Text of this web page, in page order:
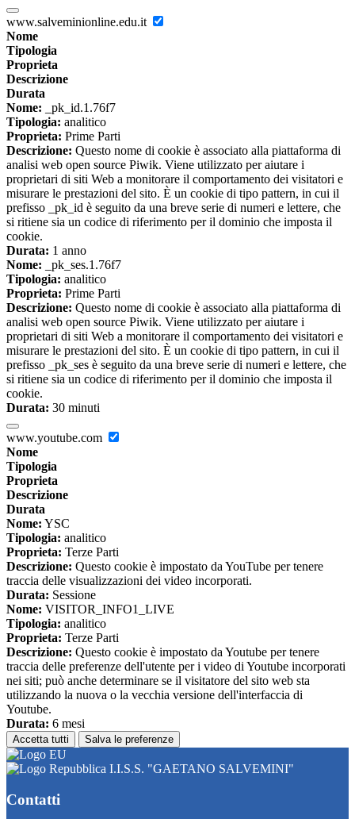
www.salveminionline.edu.it
Nome
Tipologia
Proprieta
Descrizione
Durata
Nome: _pk_id.1.76f7
Tipologia: analitico
Proprieta: Prime Parti
Descrizione: Questo nome di cookie è associato alla piattaforma di
analisi web open source Piwik. Viene utilizzato per aiutare i
proprietari di siti Web a monitorare il comportamento dei visitatori e
misurare le prestazioni del sito. È un cookie di tipo pattern, in cui il
prefisso _pk_id è seguito da una breve serie di numeri e lettere, che
si ritiene sia un codice di riferimento per il dominio che imposta il
cookie.
Durata: 1 anno
Nome: _pk_ses.1.76f7
Tipologia: analitico
Proprieta: Prime Parti
Descrizione: Questo nome di cookie è associato alla piattaforma di
analisi web open source Piwik. Viene utilizzato per aiutare i
proprietari di siti Web a monitorare il comportamento dei visitatori e
misurare le prestazioni del sito. È un cookie di tipo pattern, in cui il
prefisso _pk_ses è seguito da una breve serie di numeri e lettere, che
si ritiene sia un codice di riferimento per il dominio che imposta il
cookie.
Durata: 30 minuti
www.youtube.com
Nome
Tipologia
Proprieta
Descrizione
Durata
Nome: YSC
Tipologia: analitico
Proprieta: Terze Parti
Descrizione: Questo cookie è impostato da YouTube per tenere
traccia delle visualizzazioni dei video incorporati.
Durata: Sessione
Nome: VISITOR_INFO1_LIVE
Tipologia: analitico
Proprieta: Terze Parti
Descrizione: Questo cookie è impostato da Youtube per tenere
traccia delle preferenze dell'utente per i video di Youtube incorporati
nei siti; può anche determinare se il visitatore del sito web sta
utilizzando la nuova o la vecchia versione dell'interfaccia di
Youtube.
Durata: 6 mesi
Accetta tutti Salva le preferenze
I.I.S.S. "GAETANO SALVEMINI"
Contatti